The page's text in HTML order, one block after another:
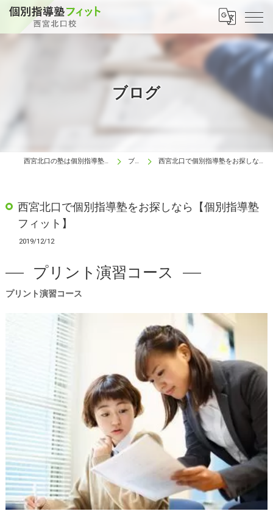
ブログ
西宮北口の塾は個別指導塾フィット 西宮北口校 ブログ 西宮北口で個別指導塾をお探しなら【個別指導塾フィット】
西宮北口で個別指導塾をお探しなら【個別指導塾
フィット】
2019/12/12
プリント演習コース
プリント演習コース